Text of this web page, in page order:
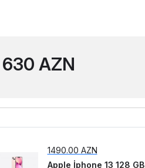
630 AZN
Abu Dabi Telecom
1490.00 AZN
Apple İphone 13 128 GB